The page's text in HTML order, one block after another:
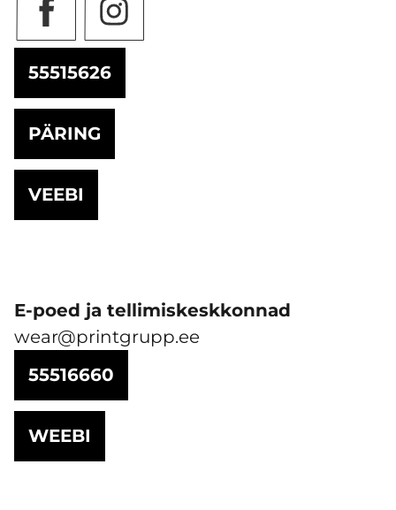
55515626
PÄRING
VEEBI
E-poed ja tellimiskeskkonnad
wear@printgrupp.ee
55516660
WEEBI